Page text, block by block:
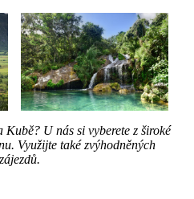
Kubě? U nás si vyberete z široké
Využijte také zvýhodněných
zájezdů.